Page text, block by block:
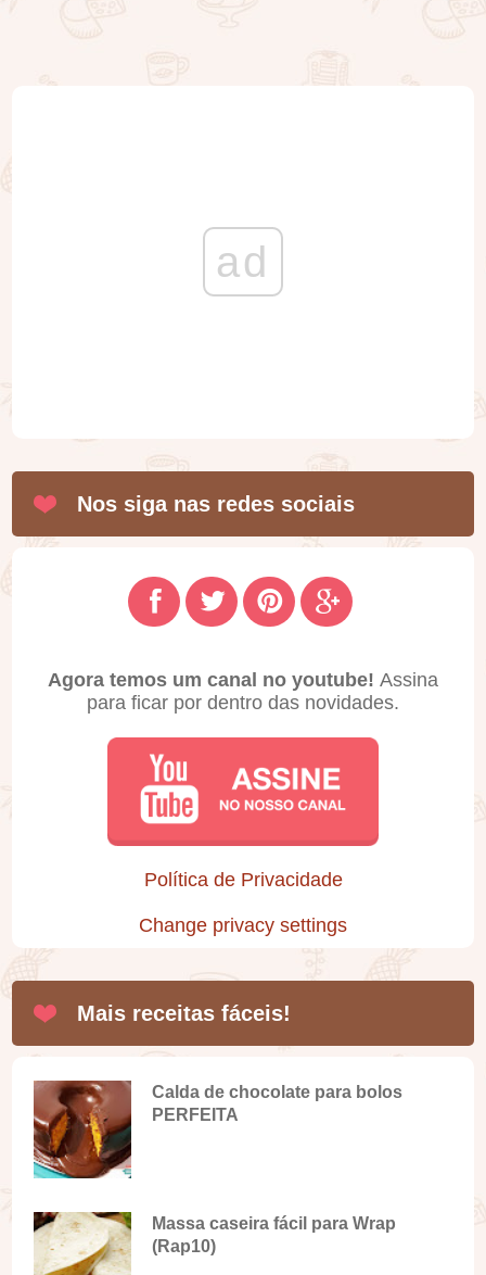
ad
Nos siga nas redes sociais
Agora temos um canal no youtube! Assina
para ficar por dentro das novidades.
Política de Privacidade
Change privacy settings
Mais receitas fáceis!
Calda de chocolate para bolos
PERFEITA
Massa caseira fácil para Wrap
(Rap10)